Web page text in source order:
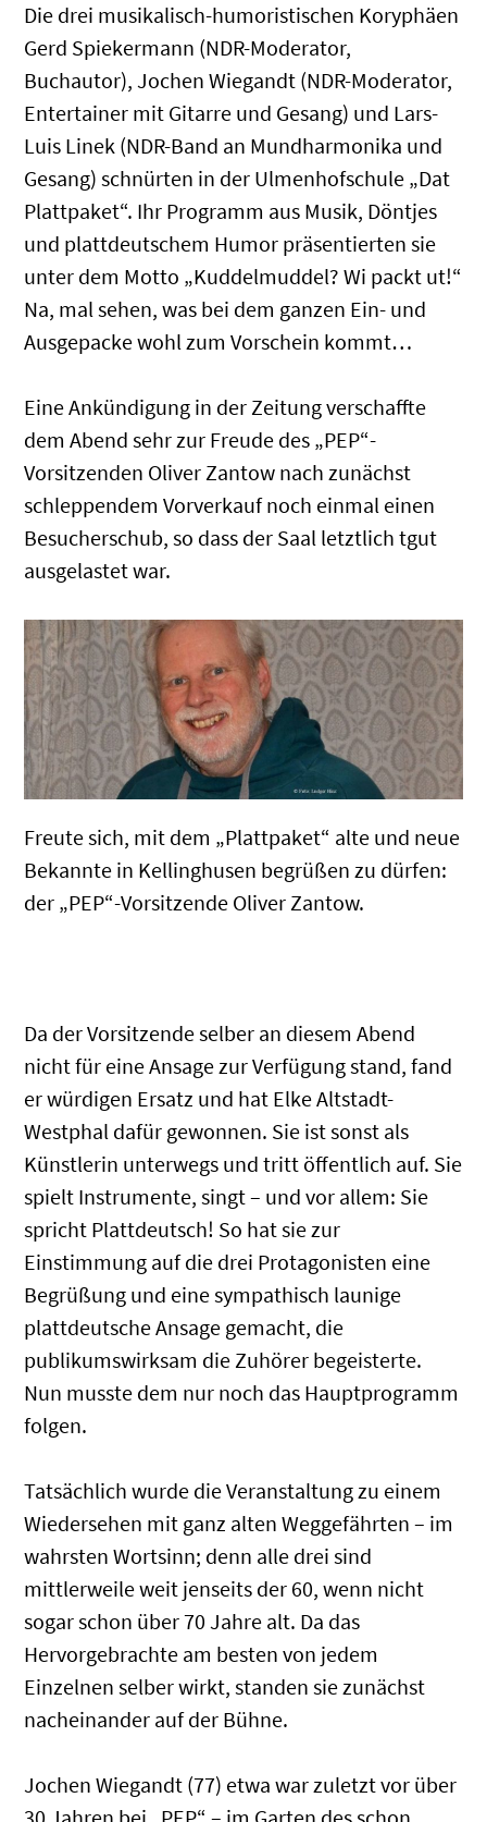
Die drei musikalisch-humoristischen Koryphäen
Gerd Spiekermann (NDR-Moderator,
Buchautor), Jochen Wiegandt (NDR-Moderator,
Entertainer mit Gitarre und Gesang) und Lars-
Luis Linek (NDR-Band an Mundharmonika und
Gesang) schnürten in der Ulmenhofschule „Dat
Plattpaket“. Ihr Programm aus Musik, Döntjes
und plattdeutschem Humor präsentierten sie
unter dem Motto „Kuddelmuddel? Wi packt ut!“
Na, mal sehen, was bei dem ganzen Ein- und
Ausgepacke wohl zum Vorschein kommt…
Eine Ankündigung in der Zeitung verschaffte
dem Abend sehr zur Freude des „PEP“-
Vorsitzenden Oliver Zantow nach zunächst
schleppendem Vorverkauf noch einmal einen
Besucherschub, so dass der Saal letztlich tgut
ausgelastet war.
Freute sich, mit dem „Plattpaket“ alte und neue
Bekannte in Kellinghusen begrüßen zu dürfen:
der „PEP“-Vorsitzende Oliver Zantow.
Da der Vorsitzende selber an diesem Abend
nicht für eine Ansage zur Verfügung stand, fand
er würdigen Ersatz und hat Elke Altstadt-
Westphal dafür gewonnen. Sie ist sonst als
Künstlerin unterwegs und tritt öffentlich auf. Sie
spielt Instrumente, singt – und vor allem: Sie
spricht Plattdeutsch! So hat sie zur
Einstimmung auf die drei Protagonisten eine
Begrüßung und eine sympathisch launige
plattdeutsche Ansage gemacht, die
publikumswirksam die Zuhörer begeisterte.
Nun musste dem nur noch das Hauptprogramm
folgen.
Tatsächlich wurde die Veranstaltung zu einem
Wiedersehen mit ganz alten Weggefährten – im
wahrsten Wortsinn; denn alle drei sind
mittlerweile weit jenseits der 60, wenn nicht
sogar schon über 70 Jahre alt. Da das
Hervorgebrachte am besten von jedem
Einzelnen selber wirkt, standen sie zunächst
nacheinander auf der Bühne.
Jochen Wiegandt (77) etwa war zuletzt vor über
30 Jahren bei „PEP“ – im Garten des schon